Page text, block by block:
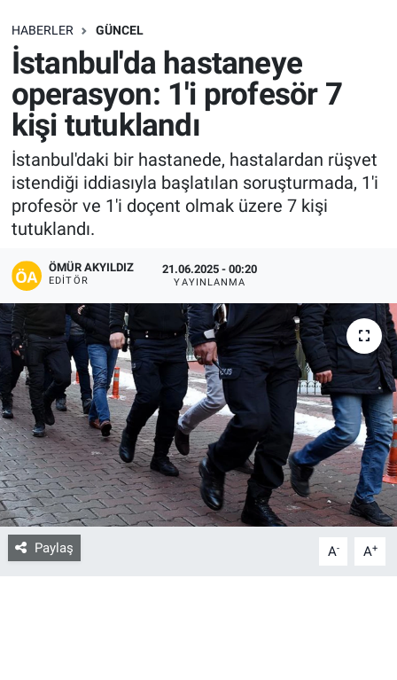
HABERLER GÜNCEL
İstanbul'da hastaneye
operasyon: 1'i profesör 7
kişi tutuklandı
İstanbul'daki bir hastanede, hastalardan rüşvet
istendiği iddiasıyla başlatılan soruşturmada, 1'i
profesör ve 1'i doçent olmak üzere 7 kişi
tutuklandı.
ÖMÜR AKYILDIZ
EDITÖR
21.06.2025 - 00:20
YAYINLANMA
Paylaş A- A+
SAĞLIK
EKONOMİ
EĞİTİM
ÖZEL HABER
Keşfet
ASTROLOJİ
MANŞET
RESMİ İLANLAR
İLAN
Bize ulaşın
İletişim/Künye
Yaşam